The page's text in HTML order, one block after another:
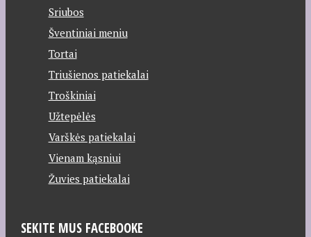
Sriubos
Šventiniai meniu
Tortai
Triušienos patiekalai
Troškiniai
Užtepėlės
Varškės patiekalai
Vienam kąsniui
Žuvies patiekalai
SEKITE MUS FACEBOOKE